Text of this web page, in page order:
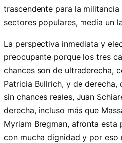
trascendente para la
sectores populares, media un
La perspectiva inmediata y
preocupante porque los tres
chances son de ultraderecha,
Patricia Bullrich, y de derecha,
sin chances reales, Juan
derecha, incluso más que
Myriam Bregman, afronta esta
con mucha dignidad y por eso